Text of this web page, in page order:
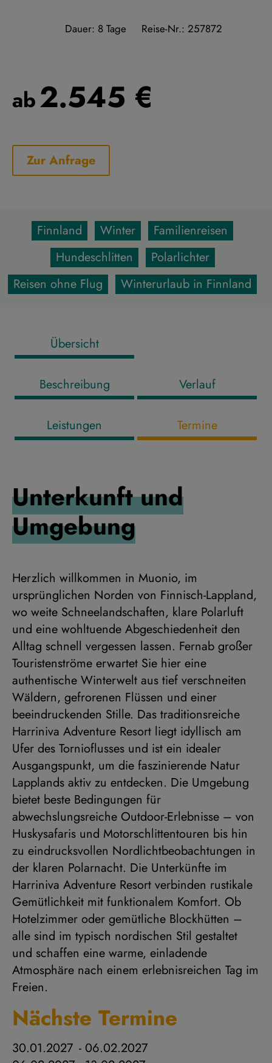
Dauer: 8 Tage Reise-Nr.: 257872
ab2.545 €
Zur Anfrage
Finnland Winter
Familienreisen
Hundeschlitten
Polarlichter
Reisen ohne Flug
Winterurlaub in Finnland
Übersicht
Beschreibung Verlauf
Leistungen Termine
Unterkunft und
Umgebung
Herzlich willkommen in Muonio, im
ursprünglichen Norden von Finnisch-Lappland,
wo weite Schneelandschaften, klare Polarluft
und eine wohltuende Abgeschiedenheit den
Alltag schnell vergessen lassen. Fernab großer
Touristenströme erwartet Sie hier eine
authentische Winterwelt aus tief verschneiten
Wäldern, gefrorenen Flüssen und einer
beeindruckenden Stille. Das traditionsreiche
Harriniva Adventure Resort liegt idyllisch am
Ufer des Tornioflusses und ist ein idealer
Ausgangspunkt, um die faszinierende Natur
Lapplands aktiv zu entdecken. Die Umgebung
bietet beste Bedingungen für
abwechslungsreiche Outdoor-Erlebnisse – von
Huskysafaris und Motorschlittentouren bis hin
zu eindrucksvollen Nordlichtbeobachtungen in
der klaren Polarnacht. Die Unterkünfte im
Harriniva Adventure Resort verbinden rustikale
Gemütlichkeit mit funktionalem Komfort. Ob
Hotelzimmer oder gemütliche Blockhütten –
alle sind im typisch nordischen Stil gestaltet
und schaffen eine warme, einladende
Atmosphäre nach einem erlebnisreichen Tag im
Freien.
Nächste Termine
30.01.2027 - 06.02.2027